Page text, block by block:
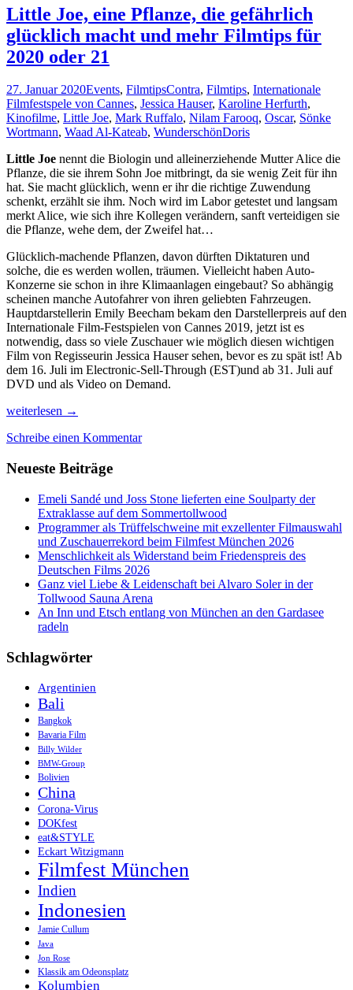
Little Joe, eine Pflanze, die gefährlich
glücklich macht und mehr Filmtips für
2020 oder 21
27. Januar 2020Events, FilmtipsContra, Filmtips, Internationale
Filmfestspele von Cannes, Jessica Hauser, Karoline Herfurth,
Kinofilme, Little Joe, Mark Ruffalo, Nilam Farooq, Oscar, Sönke
Wortmann, Waad Al-Kateab, WunderschönDoris
Little Joe nennt die Biologin und alleinerziehende Mutter Alice die
Pflanze, die sie ihrem Sohn Joe mitbringt, da sie wenig Zeit für ihn
hat. Sie macht glücklich, wenn er ihr die richtige Zuwendung
schenkt, erzählt sie ihm. Noch wird im Labor getestet und langsam
merkt Alice, wie sich ihre Kollegen verändern, sanft verteidigen sie
die Pflanze, wehe dem, der Zweifel hat…
Glücklich-machende Pflanzen, davon dürften Diktaturen und
solche, die es werden wollen, träumen. Vielleicht haben Auto-
Konzerne sie schon in ihre Klimaanlagen eingebaut? So abhängig
scheinen manche Autofahrer von ihren geliebten Fahrzeugen.
Hauptdarstellerin Emily Beecham bekam den Darstellerpreis auf den
Internationale Film-Festspielen von Cannes 2019, jetzt ist es
notwendig, dass so viele Zuschauer wie möglich diesen wichtigen
Film von Regisseurin Jessica Hauser sehen, bevor es zu spät ist! Ab
dem 16. Juli im Electronic-Sell-Through (EST)und ab 31. Juli auf
DVD und als Video on Demand.
Little
eine
die
glücklich
Filmtips
2020
weiterlesen →
Schreibe einen Kommentar
Neueste Beiträge
Emeli Sandé und Joss Stone lieferten eine Soulparty der
Extraklasse auf dem Sommertollwood
Programmer als Trüffelschweine mit exzellenter Filmauswahl
und Zuschauerrekord beim Filmfest München 2026
Menschlichkeit als Widerstand beim Friedenspreis des
Deutschen Films 2026
Ganz viel Liebe & Leidenschaft bei Alvaro Soler in der
Tollwood Sauna Arena
An Inn und Etsch entlang von München an den Gardasee
radeln
Schlagwörter
Argentinien
Bali
Bangkok
Bavaria Film
Billy Wilder
BMW-Group
Bolivien
China
Corona-Virus
DOKfest
eat&STYLE
Eckart Witzigmann
Filmfest München
Indien
Indonesien
Jamie Cullum
Java
Jon Rose
Klassik am Odeonsplatz
Kolumbien